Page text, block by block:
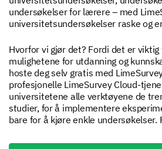
undersøkelser for lærere – med
universitetsundersøkelser raske og
Hvorfor vi gjør det? Fordi det er
mulighetene for utdanning og
hoste deg selv gratis med
profesjonelle LimeSurvey Cloud-
universitetene alle verktøyene de
studier, for å implementere
bare for å kjøre enkle undersøkelser.